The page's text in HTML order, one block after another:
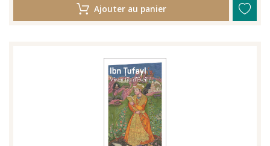
Ajouter au panier